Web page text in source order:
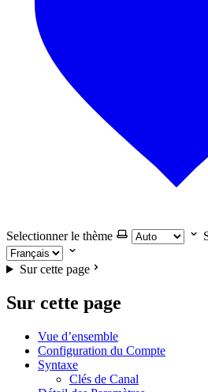
Selectionner le thème
Sur cette page
Sur cette page
Vue d’ensemble
Configuration du Compte
Syntaxe
Clés de Canal